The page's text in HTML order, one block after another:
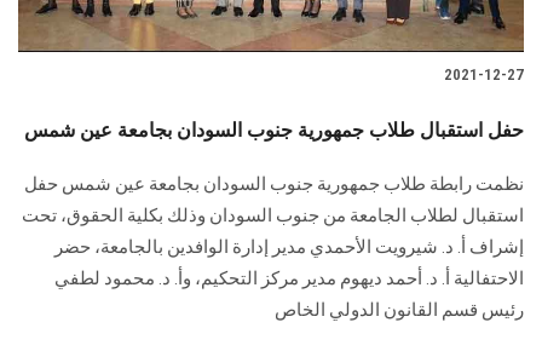
2021-12-27
حفل استقبال طلاب جمهورية جنوب السودان بجامعة عين شمس
نظمت رابطة طلاب جمهورية جنوب السودان بجامعة عين شمس حفل
استقبال لطلاب الجامعة من جنوب السودان وذلك بكلية الحقوق، تحت
إشراف أ. د. شيرويت الأحمدي مدير إدارة الوافدين بالجامعة، حضر
الاحتفالية أ. د. أحمد ديهوم مدير مركز التحكيم، وأ. د. محمود لطفي
رئيس قسم القانون الدولي الخاص